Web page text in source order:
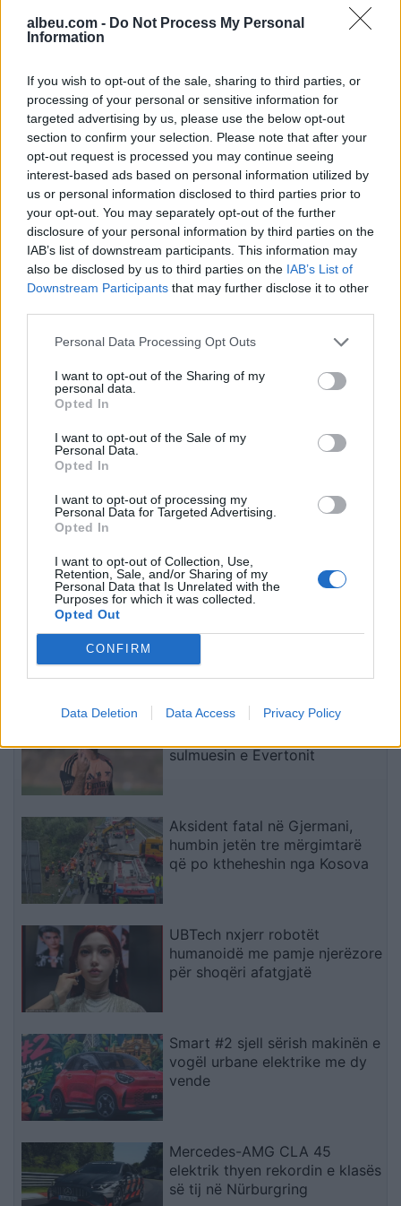
albeu.com - Do Not Process My Personal
Information
If you wish to opt-out of the sale, sharing to third parties, or
processing of your personal or sensitive information for
targeted advertising by us, please use the below opt-out
section to confirm your selection. Please note that after your
opt-out request is processed you may continue seeing
interest-based ads based on personal information utilized by
us or personal information disclosed to third parties prior to
your opt-out. You may separately opt-out of the further
disclosure of your personal information by third parties on the
IAB’s list of downstream participants. This information may
also be disclosed by us to third parties on the IAB’s List of
Downstream Participants that may further disclose it to other
Personal Data Processing Opt Outs
I want to opt-out of the Sharing of my
personal data.
Opted In
I want to opt-out of the Sale of my
Personal Data.
Opted In
I want to opt-out of processing my
Personal Data for Targeted Advertising.
Opted In
I want to opt-out of Collection, Use,
Retention, Sale, and/or Sharing of my
Personal Data that Is Unrelated with the
Purposes for which it was collected.
Opted Out
CONFIRM
Data Deletion Data Access Privacy Policy
Zvërnec, gjobitet me 300
mijë lekë drejtuesi
vdes 38-vjeçari nga
“Po ngrihet një ministri
paralele e Shëndetësisë”/
Këlliçi: Projektligji i
shtatorit i hap rrugë
monopolit, SPAK të
ndërhyjë
Video/ Shpërthimi në një
minibus në periferi të
Damaskut lë 2 të vdekur
dhe 13 të plagosur
Infermierja shqiptare në
Itali shpërthen në lot në
protestë: Pacientët
detyrohen të kërkojnë
kurim jashtë vendit
Video/ Dy të vrarë dhe 13
shpërthimi i një minibusi
pranë Damaskut
Konflikt për shërbimin në
një hotel në Dhërmi, ish-
zyrtari i Policisë dyshohet
se kërcënoi kamerierin
dhe administratorin
Osman Stafa thirrje
Mbi partitë të vendosim
koha e brezit të ri
të fundit
Arsenali heq dorë nga Vinicius
sulmuesin e Evertonit
Aksident fatal në Gjermani,
humbin jetën tre mërgimtarë
që po ktheheshin nga Kosova
UBTech nxjerr robotët
humanoidë me pamje njerëzore
për shoqëri afatgjatë
Smart #2 sjell sërish makinën e
vogël urbane elektrike me dy
vende
Mercedes-AMG CLA 45
elektrik thyen rekordin e klasës
së tij në Nürburgring